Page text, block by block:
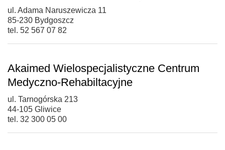
ul. Adama Naruszewicza 11
85-230 Bydgoszcz
tel. 52 567 07 82
Akaimed Wielospecjalistyczne Centrum
Medyczno-Rehabiltacyjne
ul. Tarnogórska 213
44-105 Gliwice
tel. 32 300 05 00